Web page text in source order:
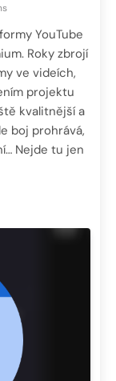
YouTube
Roky zbrojí
ve videích,
projektu
kvalitnější a
boj prohrává,
Nejde tu jen